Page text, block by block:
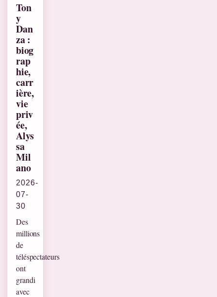
Ton
y
Dan
za :
biog
rap
hie,
carr
ière,
vie
priv
ée,
Alys
sa
Mil
ano
2026-
07-
30
Des
millions
de
téléspectateurs
ont
grandi
avec